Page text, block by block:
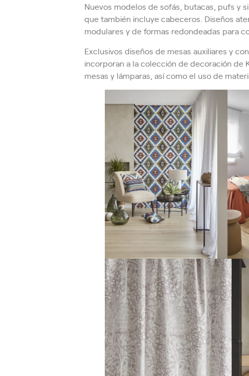
Nuevos modelos de sofás, butacas, pufs y
que también incluye cabeceros. Diseños
modulares y de formas redondeadas para
Exclusivos diseños de mesas auxiliares y
incorporan a la colección de decoración de
mesas y lámparas, así como el uso de